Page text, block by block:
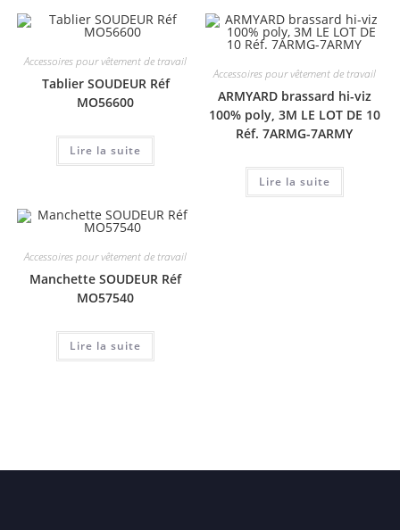
Accessoires pour vêtement de travail
Tablier SOUDEUR Réf
MO56600
Lire la suite
Accessoires pour vêtement de travail
ARMYARD brassard hi-viz
100% poly, 3M LE LOT DE 10
Réf. 7ARMG-7ARMY
Lire la suite
Accessoires pour vêtement de travail
Manchette SOUDEUR Réf
MO57540
Lire la suite